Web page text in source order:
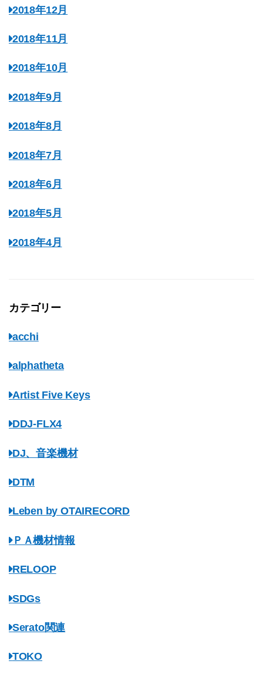
2018年12月
2018年11月
2018年10月
2018年9月
2018年8月
2018年7月
2018年6月
2018年5月
2018年4月
カテゴリー
acchi
alphatheta
Artist Five Keys
DDJ-FLX4
DJ、音楽機材
DTM
Leben by OTAIRECORD
ＰＡ機材情報
RELOOP
SDGs
Serato関連
TOKO